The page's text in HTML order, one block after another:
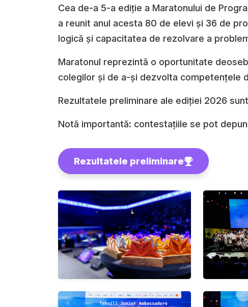
Cea de-a 5-a ediție a Maratonului de
a reunit anul acesta 80 de elevi și 36 de
logică și capacitatea de rezolvare a
Maratonul reprezintă o oportunitate
colegilor și de a-și dezvolta competențele
Rezultatele preliminare ale ediției 2026
Notă importantă: contestațiile se pot
Rezultatele preliminare